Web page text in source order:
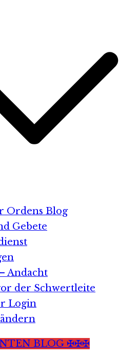
Ordens Blog
Gebete
Andacht
der Schwertleite
Login
BLOG ✠✠✠